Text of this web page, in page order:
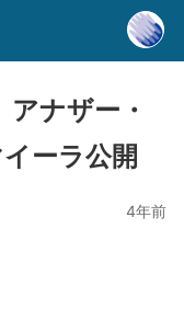
ナザー・
ーラ公開
4年前